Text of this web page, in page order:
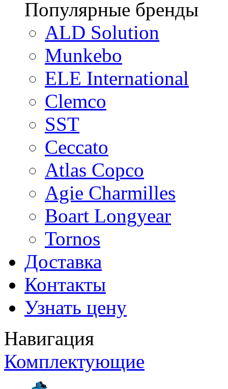
Популярные бренды
ALD Solution
Munkebo
ELE International
Clemco
SST
Ceccato
Atlas Copco
Agie Charmilles
Boart Longyear
Tornos
Доставка
Контакты
Узнать цену
Навигация
Комплектующие